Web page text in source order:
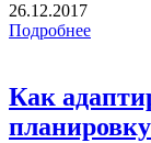
26.12.2017
Подробнее
Как